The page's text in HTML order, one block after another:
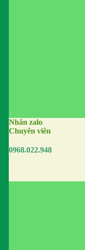
Nhắn zalo
Chuyên viên
0968.022.948